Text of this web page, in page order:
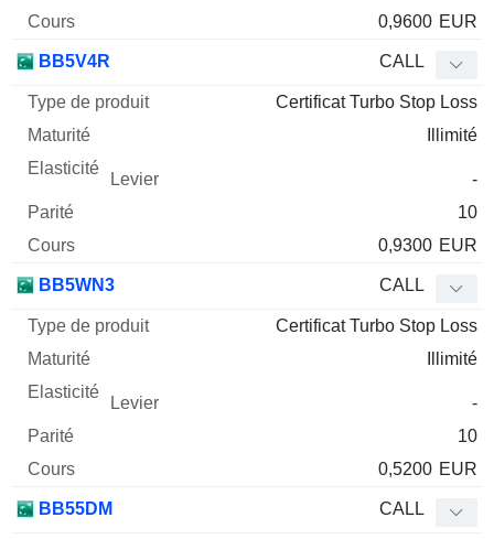
0,9600 EUR
BB5V4R CALL
Certificat Turbo Stop Loss
Illimité
-
10
0,9300 EUR
BB5WN3 CALL
Certificat Turbo Stop Loss
Illimité
-
10
0,5200 EUR
BB55DM CALL